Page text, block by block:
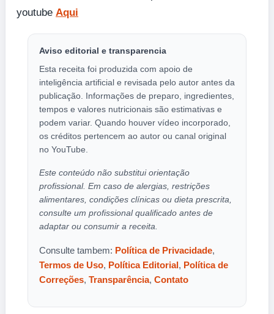
youtube Aqui
Aviso editorial e transparencia
Esta receita foi produzida com apoio de
inteligência artificial e revisada pelo autor antes da
publicação. Informações de preparo, ingredientes,
tempos e valores nutricionais são estimativas e
podem variar. Quando houver vídeo incorporado,
os créditos pertencem ao autor ou canal original
no YouTube.
Este conteúdo não substitui orientação
profissional. Em caso de alergias, restrições
alimentares, condições clínicas ou dieta prescrita,
consulte um profissional qualificado antes de
adaptar ou consumir a receita.
Consulte tambem: Política de Privacidade,
Termos de Uso, Política Editorial, Política de
Correções, Transparência, Contato